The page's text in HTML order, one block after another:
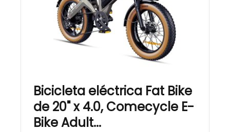
Bicicleta eléctrica Fat Bike
de 20" x 4.0, Comecycle E-
Bike Adult...